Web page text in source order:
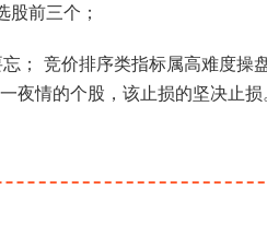
前三个；
； 竞价排序类指标属高难度操
夜情的个股，该止损的坚决止损